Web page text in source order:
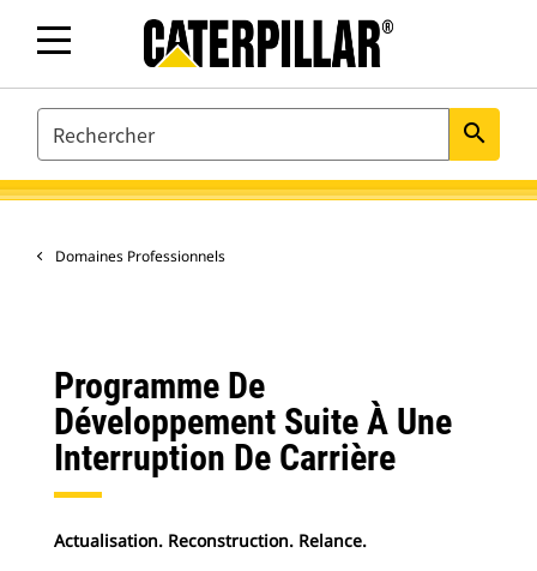
SEARCH search
Domaines Professionnels
Programme De
Développement Suite À Une
Interruption De Carrière
Actualisation. Reconstruction. Relance.